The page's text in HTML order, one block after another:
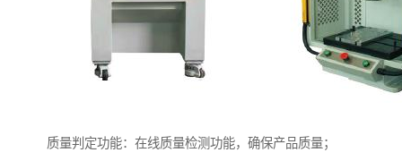
质量判定功能：在线质量检测功能，确保产品质量；